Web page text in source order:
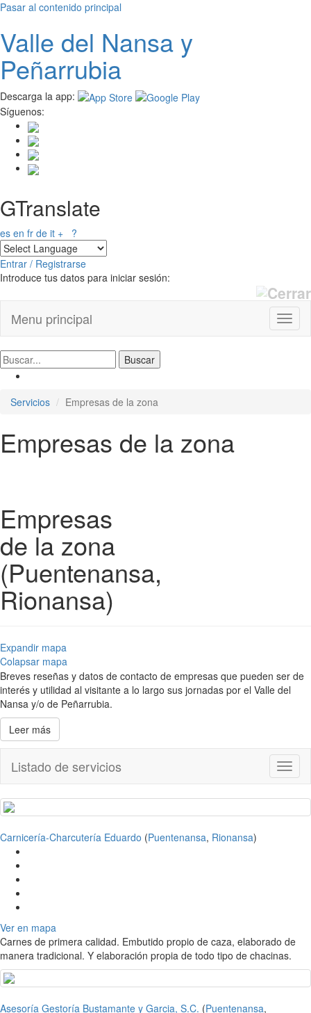
Pasar al contenido principal
Valle del Nansay
Peñarrubia
Descarga la app:
Síguenos:
GTranslate
es en fr de it + ?
Entrar / Registrarse
Introduce tus datos para iniciar sesión:
Menu principal
Servicios Empresas de la zona
Empresas de la zona
Empresas
de la zona
(Puentenansa,
Rionansa)
Expandir mapa
Colapsar mapa
Breves reseñas y datos de contacto de empresas que pueden ser de
interés y utilidad al visitante a lo largo sus jornadas por el Valle del
Nansa y/o de Peñarrubia.
Leer más
Listado de servicios
Carnicería-Charcutería Eduardo (Puentenansa, Rionansa)
Ver en mapa
Carnes de primera calidad. Embutido propio de caza, elaborado de
manera tradicional. Y elaboración propia de todo tipo de chacinas.
Asesoría Gestoría Bustamante y Garcia, S.C. (Puentenansa,